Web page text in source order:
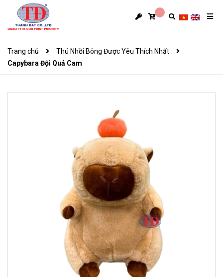
Trang chủ
Thú Nhồi Bông Được Yêu Thích Nhất
Capybara Đội Quả Cam